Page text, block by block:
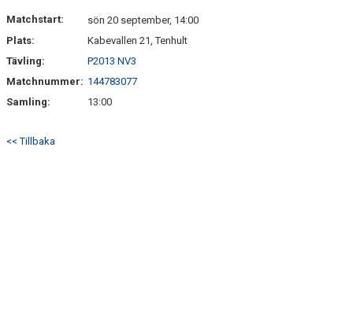
Matchstart:
sön 20 september, 14:00
Plats:
Kabevallen 21, Tenhult
Tävling:
P2013 NV3
Matchnummer: 144783077
Samling:
13:00
<< Tillbaka